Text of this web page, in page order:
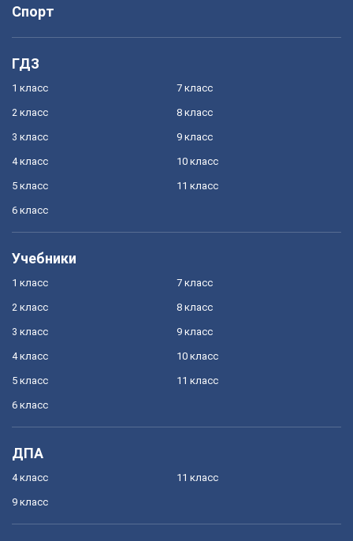
Спорт
ГДЗ
1 класс
2 класс
3 класс
4 класс
5 класс
6 класс
7 класс
8 класс
9 класс
10 класс
11 класс
Учебники
1 класс
2 класс
3 класс
4 класс
5 класс
6 класс
7 класс
8 класс
9 класс
10 класс
11 класс
ДПА
4 класс
9 класс
11 класс